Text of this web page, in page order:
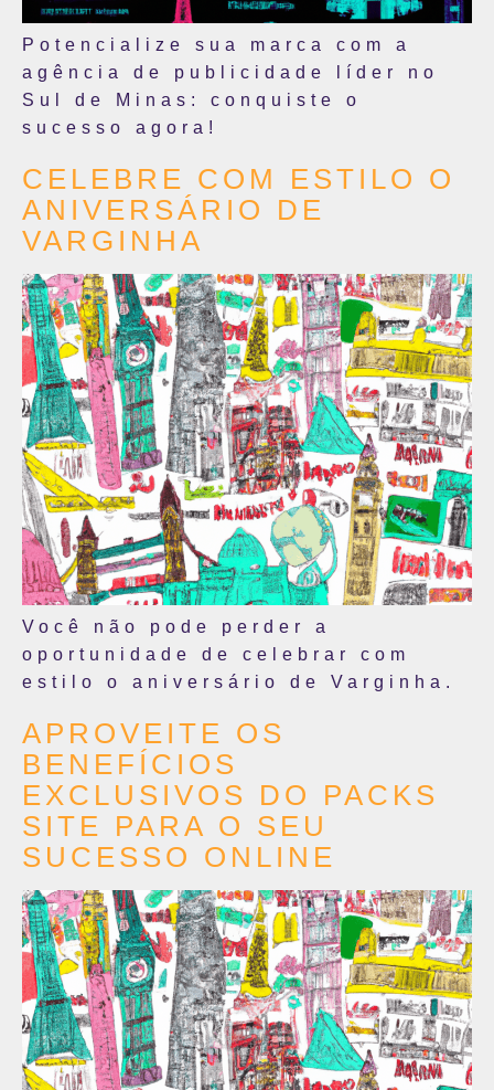
Potencialize sua marca com a
agência de publicidade líder no
Sul de Minas: conquiste o
sucesso agora!
CELEBRE COM ESTILO O
ANIVERSÁRIO DE
VARGINHA
Você não pode perder a
oportunidade de celebrar com
estilo o aniversário de Varginha.
APROVEITE OS
BENEFÍCIOS
EXCLUSIVOS DO PACKS
SITE PARA O SEU
SUCESSO ONLINE